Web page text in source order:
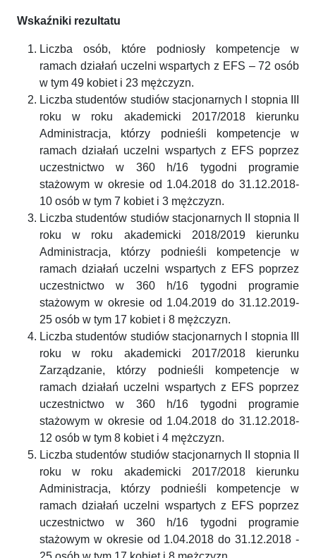
Wskaźniki rezultatu
Liczba osób, które podniosły kompetencje w
ramach działań uczelni wspartych z EFS – 72 osób
w tym 49 kobiet i 23 mężczyzn.
Liczba studentów studiów stacjonarnych I stopnia III
roku w roku akademicki 2017/2018 kierunku
Administracja, którzy podnieśli kompetencje w
ramach działań uczelni wspartych z EFS poprzez
uczestnictwo w 360 h/16 tygodni programie
stażowym w okresie od 1.04.2018 do 31.12.2018-
10 osób w tym 7 kobiet i 3 mężczyzn.
Liczba studentów studiów stacjonarnych II stopnia II
roku w roku akademicki 2018/2019 kierunku
Administracja, którzy podnieśli kompetencje w
ramach działań uczelni wspartych z EFS poprzez
uczestnictwo w 360 h/16 tygodni programie
stażowym w okresie od 1.04.2019 do 31.12.2019-
25 osób w tym 17 kobiet i 8 mężczyzn.
Liczba studentów studiów stacjonarnych I stopnia III
roku w roku akademicki 2017/2018 kierunku
Zarządzanie, którzy podnieśli kompetencje w
ramach działań uczelni wspartych z EFS poprzez
uczestnictwo w 360 h/16 tygodni programie
stażowym w okresie od 1.04.2018 do 31.12.2018-
12 osób w tym 8 kobiet i 4 mężczyzn.
Liczba studentów studiów stacjonarnych II stopnia II
roku w roku akademicki 2017/2018 kierunku
Administracja, którzy podnieśli kompetencje w
ramach działań uczelni wspartych z EFS poprzez
uczestnictwo w 360 h/16 tygodni programie
stażowym w okresie od 1.04.2018 do 31.12.2018 -